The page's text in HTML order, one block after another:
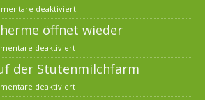
deaktiviert
öffnet wieder
deaktiviert
der Stutenmilchfarm
deaktiviert